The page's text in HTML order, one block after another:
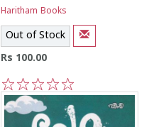
Haritham Books
Out of Stock
Rs 100.00
5
4
3
2
1